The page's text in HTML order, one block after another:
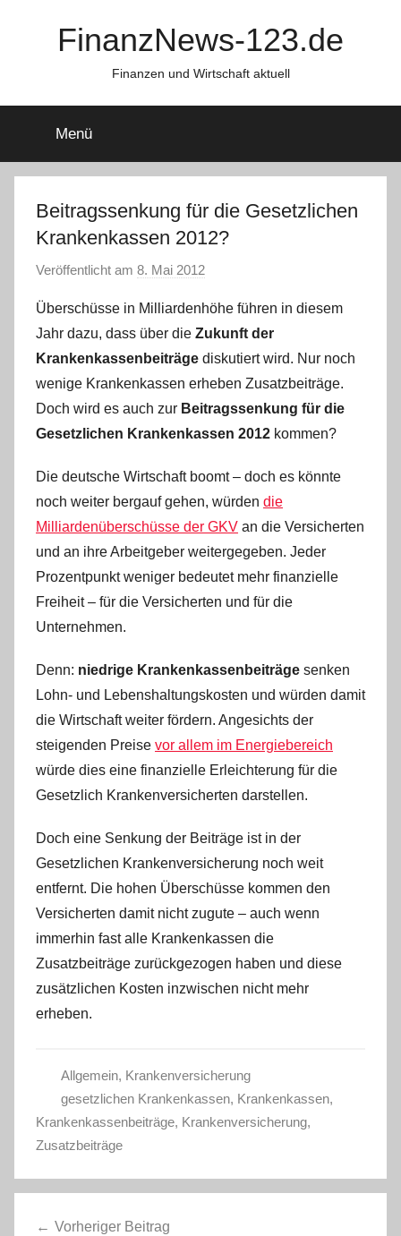
FinanzNews-123.de
Finanzen und Wirtschaft aktuell
Menü
Beitragssenkung für die Gesetzlichen
Krankenkassen 2012?
Veröffentlicht am 8. Mai 2012
n
L
a
r
a
W
Überschüsse in Milliardenhöhe führen in diesem
Jahr dazu, dass über die Zukunft der
Krankenkassenbeiträge diskutiert wird. Nur noch
wenige Krankenkassen erheben Zusatzbeiträge.
Doch wird es auch zur Beitragssenkung für die
Gesetzlichen Krankenkassen 2012 kommen?
Die deutsche Wirtschaft boomt – doch es könnte
noch weiter bergauf gehen, würden die
Milliardenüberschüsse der GKV an die Versicherten
und an ihre Arbeitgeber weitergegeben. Jeder
Prozentpunkt weniger bedeutet mehr finanzielle
Freiheit – für die Versicherten und für die
Unternehmen.
Denn: niedrige Krankenkassenbeiträge senken
Lohn- und Lebenshaltungskosten und würden damit
die Wirtschaft weiter fördern. Angesichts der
steigenden Preise vor allem im Energiebereich
würde dies eine finanzielle Erleichterung für die
Gesetzlich Krankenversicherten darstellen.
Doch eine Senkung der Beiträge ist in der
Gesetzlichen Krankenversicherung noch weit
entfernt. Die hohen Überschüsse kommen den
Versicherten damit nicht zugute – auch wenn
immerhin fast alle Krankenkassen die
Zusatzbeiträge zurückgezogen haben und diese
zusätzlichen Kosten inzwischen nicht mehr
erheben.
Allgemein, Krankenversicherung
gesetzlichen Krankenkassen, Krankenkassen,
Krankenkassenbeiträge, Krankenversicherung,
Zusatzbeiträge
Vorheriger Beitrag